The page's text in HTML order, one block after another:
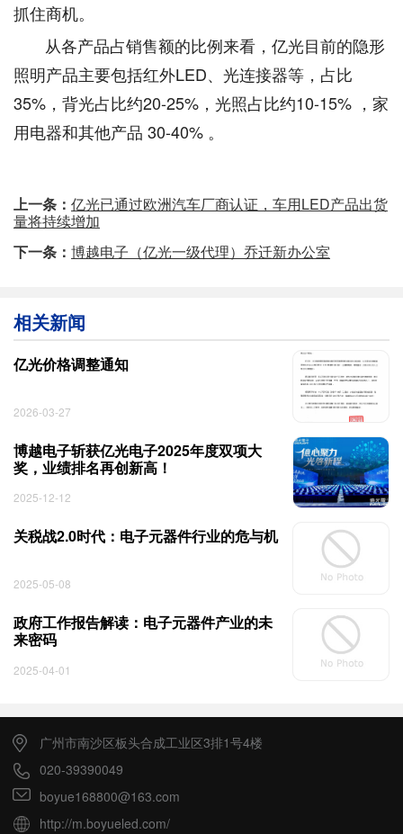
抓住商机。
从各产品占销售额的比例来看，亿光目前的隐形
照明产品主要包括红外LED、光连接器等，占比
35%，背光占比约20-25%，光照占比约10-15% ，家
用电器和其他产品 30-40% 。
上一条： 亿光已通过欧洲汽车厂商认证，车用LED产品出货
量将持续增加
下一条： 博越电子（亿光一级代理）乔迁新办公室
相关新闻
亿光价格调整通知
2026-03-27
博越电子斩获亿光电子2025年度双项大
奖，业绩排名再创新高！
2025-12-12
关税战2.0时代：电子元器件行业的危与机
2025-05-08
政府工作报告解读：电子元器件产业的未
来密码
2025-04-01
广州市南沙区板头合成工业区3排1号4楼
020-39390049
boyue168800@163.com
http://m.boyueled.com/